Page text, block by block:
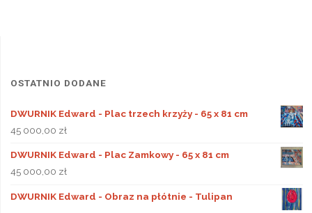
OSTATNIO DODANE
DWURNIK Edward - Plac trzech krzyży - 65 x 81 cm
45 000,00 zł
DWURNIK Edward - Plac Zamkowy - 65 x 81 cm
45 000,00 zł
DWURNIK Edward - Obraz na płótnie - Tulipan